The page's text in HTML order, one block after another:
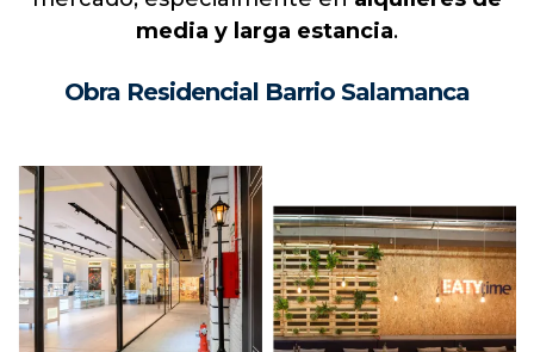
RESIDENCIAL & EDIFICIOS
¿Cuánto se revaloriza un inmueble
después de su rehabilitación?